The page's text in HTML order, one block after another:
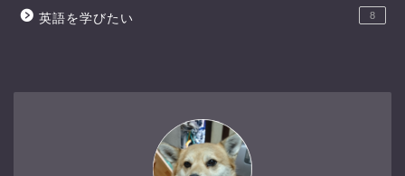
英語を学びたい 8